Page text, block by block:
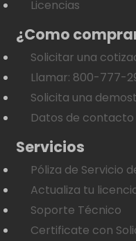
Licencias
¿Como
Solicitar una
Llamar: 800-777-
Solicita una
Datos de contacto
Servicios
Póliza de Servicio
Actualiza tu
Soporte Técnico
Certificate con